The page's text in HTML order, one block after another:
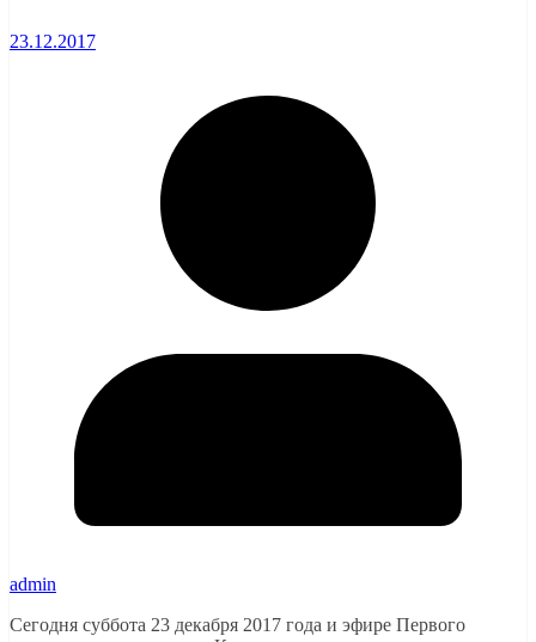
23.12.2017
admin
Сегодня суббота 23 декабря 2017 года и эфире Первого